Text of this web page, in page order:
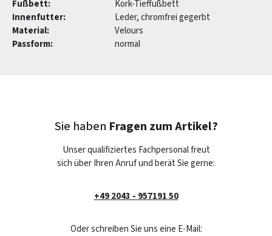
Fußbett:
Kork-Tieffußbett
Innenfutter:
Leder, chromfrei gegerbt
Material:
Velours
Passform:
normal
Sie haben Fragen zum Artikel?
Unser qualifiziertes Fachpersonal freut
sich über Ihren Anruf und berät Sie gerne:
+49 2043 - 957191 50
Oder schreiben Sie uns eine E-Mail: